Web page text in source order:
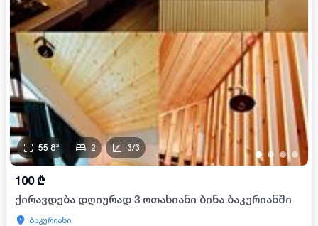
• • • •
55 მ² 2 3/3
100 ₾
ქირავდება დღიურად 3 ოთახიანი ბინა ბაკურიანში
ბაკურიანი